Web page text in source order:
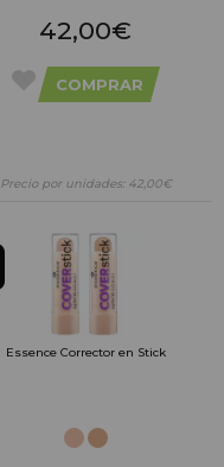
42,00€
COMPRAR
Precio por unidades: 42,00€
Essence Corrector en Stick